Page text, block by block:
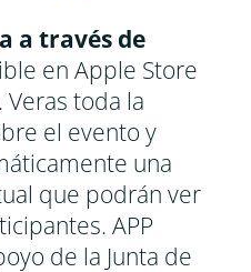
a través de
en Apple Store
Veras toda la
el evento y
una
que podrán ver
APP
de la Junta de